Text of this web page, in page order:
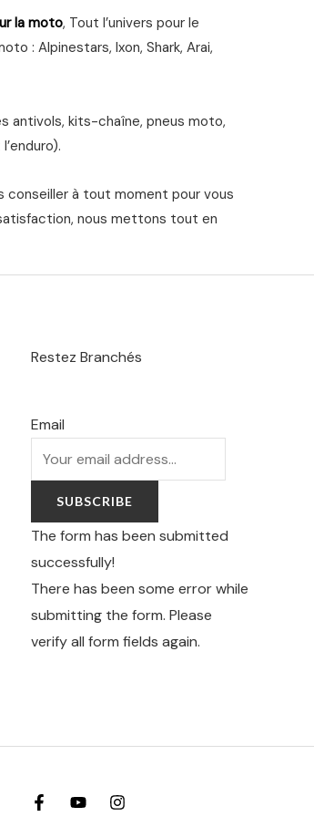
la moto, Tout l’univers pour le
: Alpinestars, Ixon, Shark, Arai,
antivols, kits-chaîne, pneus moto,
conseiller à tout moment pour vous
nous mettons tout en
Restez Branchés
Email
SUBSCRIBE
The form has been submitted
successfully!
There has been some error while
submitting the form. Please
verify all form fields again.